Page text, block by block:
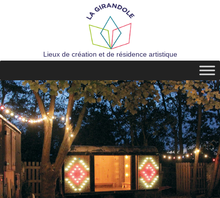
Lieux de création et de résidence artistique